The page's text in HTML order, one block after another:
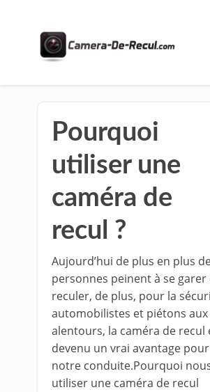
Pourquoi
utiliser une
caméra de
recul ?
Aujourd’hui de plus en plus
personnes peinent à se garer
reculer, de plus, pour la
automobilistes et piétons aux
alentours, la caméra de recul
devenu un vrai avantage pour
notre conduite.Pourquoi
utiliser une caméra de recul